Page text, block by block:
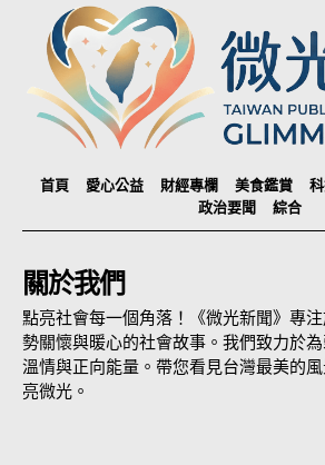
首頁 愛心公益 財經專欄 美食鑑賞
政治要聞
綜合
關於我們
點亮社會每一個角落！《微光新聞》專
勢關懷與暖心的社會故事。我們致力於
溫情與正向能量。帶您看見台灣最美的
亮微光。